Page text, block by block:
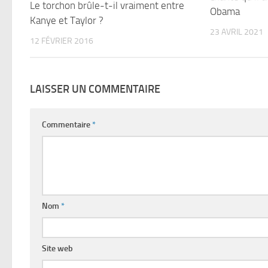
Le torchon brûle-t-il vraiment entre
Kanye et Taylor ?
12 FÉVRIER 2016
Obama
23 AVRIL 2021
LAISSER UN COMMENTAIRE
Commentaire*
Nom *
Site web